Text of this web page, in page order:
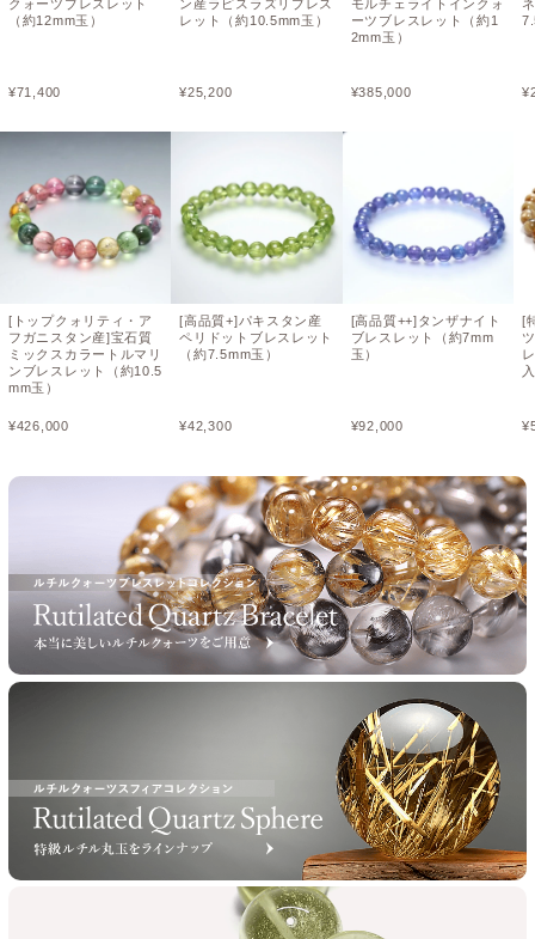
クォーツブレスレット
（約12mm玉）
¥71,400
[トップクォリティ・ア
フガニスタン産]宝石質
ミックスカラートルマリ
ンブレスレット（約10.5
mm玉）
¥426,000
ン産ラピスラズリブレス
レット（約10.5mm玉）
¥25,200
[高品質+]パキスタン産
ペリドットブレスレット
（約7.5mm玉）
¥42,300
モルチェライトインクォ
ーツブレスレット（約1
2mm玉）
¥385,000
[高品質++]タンザナイト
ブレスレット（約7mm
玉）
¥92,000
¥
[
¥